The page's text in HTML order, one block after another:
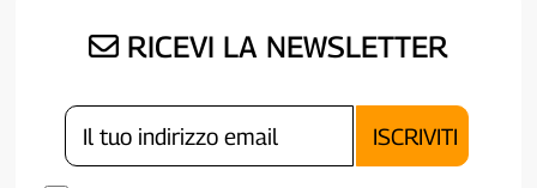
RICEVI LA NEWSLETTER